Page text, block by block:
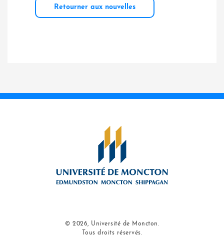
Retourner aux nouvelles
© 2026, Université de Moncton.
Tous droits réservés.